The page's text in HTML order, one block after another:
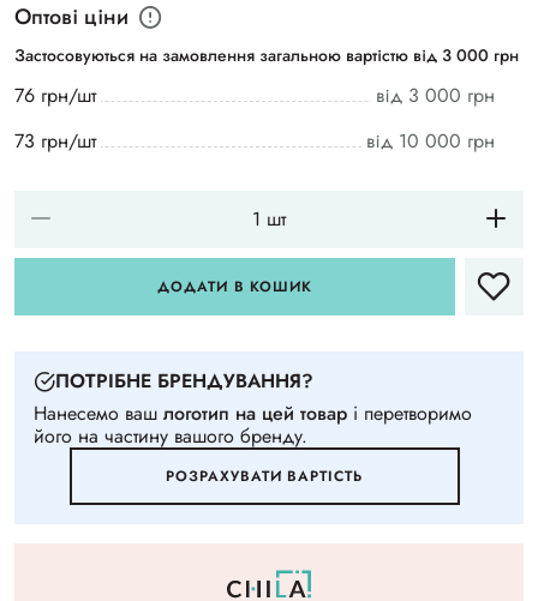
Оптові ціни
Застосовуються на замовлення загальною вартістю від 3 000 грн
76 грн/шт
від 3 000 грн
73 грн/шт
від 10 000 грн
ДОДАТИ В КОШИК
ПОТРIБНЕ БРЕНДУВАННЯ?
Нанесемо ваш логотип на цей товар i перетворимо
його на частину вашого бренду.
РОЗРАХУВАТИ ВАРТIСТЬ